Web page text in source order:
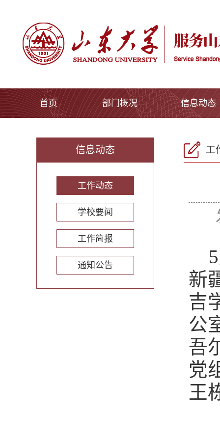
首页 部门概况 信息动态
信息动态
工作动态
学校要闻
工作简报
通知公告
工
新
吉
公
吾
党
王